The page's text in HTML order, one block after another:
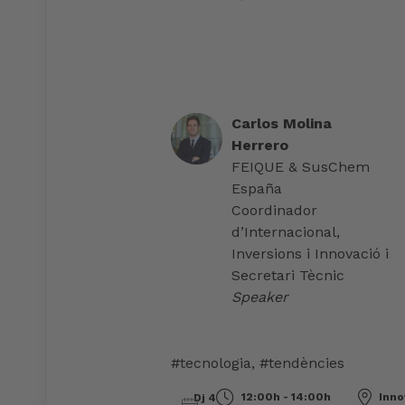
Carlos Molina
Herrero
FEIQUE & SusChem
España
Coordinador
d’Internacional,
Inversions i Innovació i
Secretari Tècnic
Speaker
#tecnologia, #tendències
Dj 4 12:00h - 14:00h